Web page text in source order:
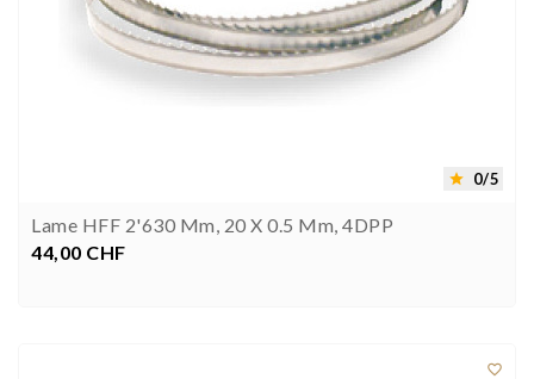
 0/5
Lame HFF 2'630 Mm, 20 X 0.5 Mm, 4DPP
Prezzo
44,00 CHF
